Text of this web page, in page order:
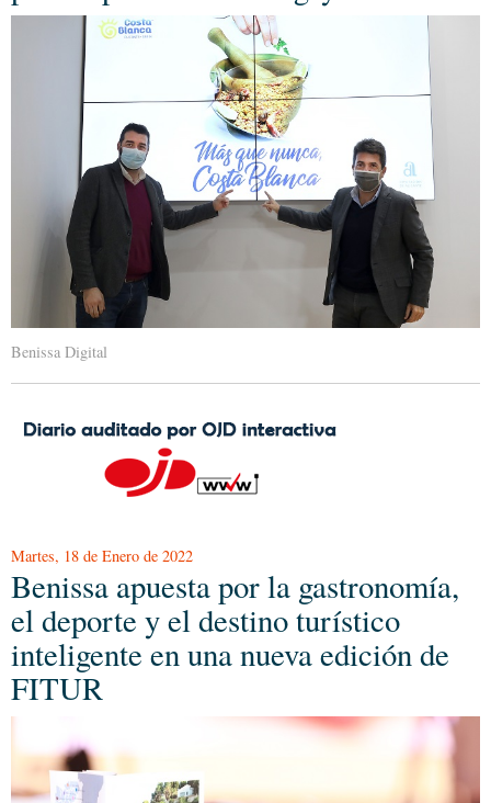
Benissa Digital
Martes, 18 de Enero de 2022
Benissa apuesta por la gastronomía,
el deporte y el destino turístico
inteligente en una nueva edición de
FITUR